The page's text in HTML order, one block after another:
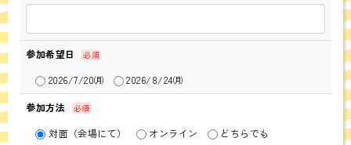
参加希望日 必須
2026/7/20㈪ 2026/8/24㈪
参加方法 必須
対面（会場にて） オンライン どちらでも